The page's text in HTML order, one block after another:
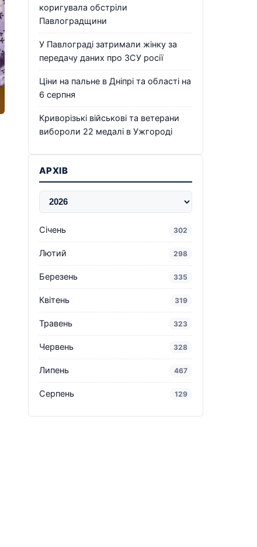
коригувала обстріли
Павлоградщини
У Павлограді затримали жінку за
передачу даних про ЗСУ росії
Ціни на пальне в Дніпрі та області на
6 серпня
Криворізькі військові та ветерани
вибороли 22 медалі в Ужгороді
АРХІВ
Січень 302
Лютий 298
Березень 335
Квітень 319
Травень 323
Червень 328
Липень 467
Серпень 129